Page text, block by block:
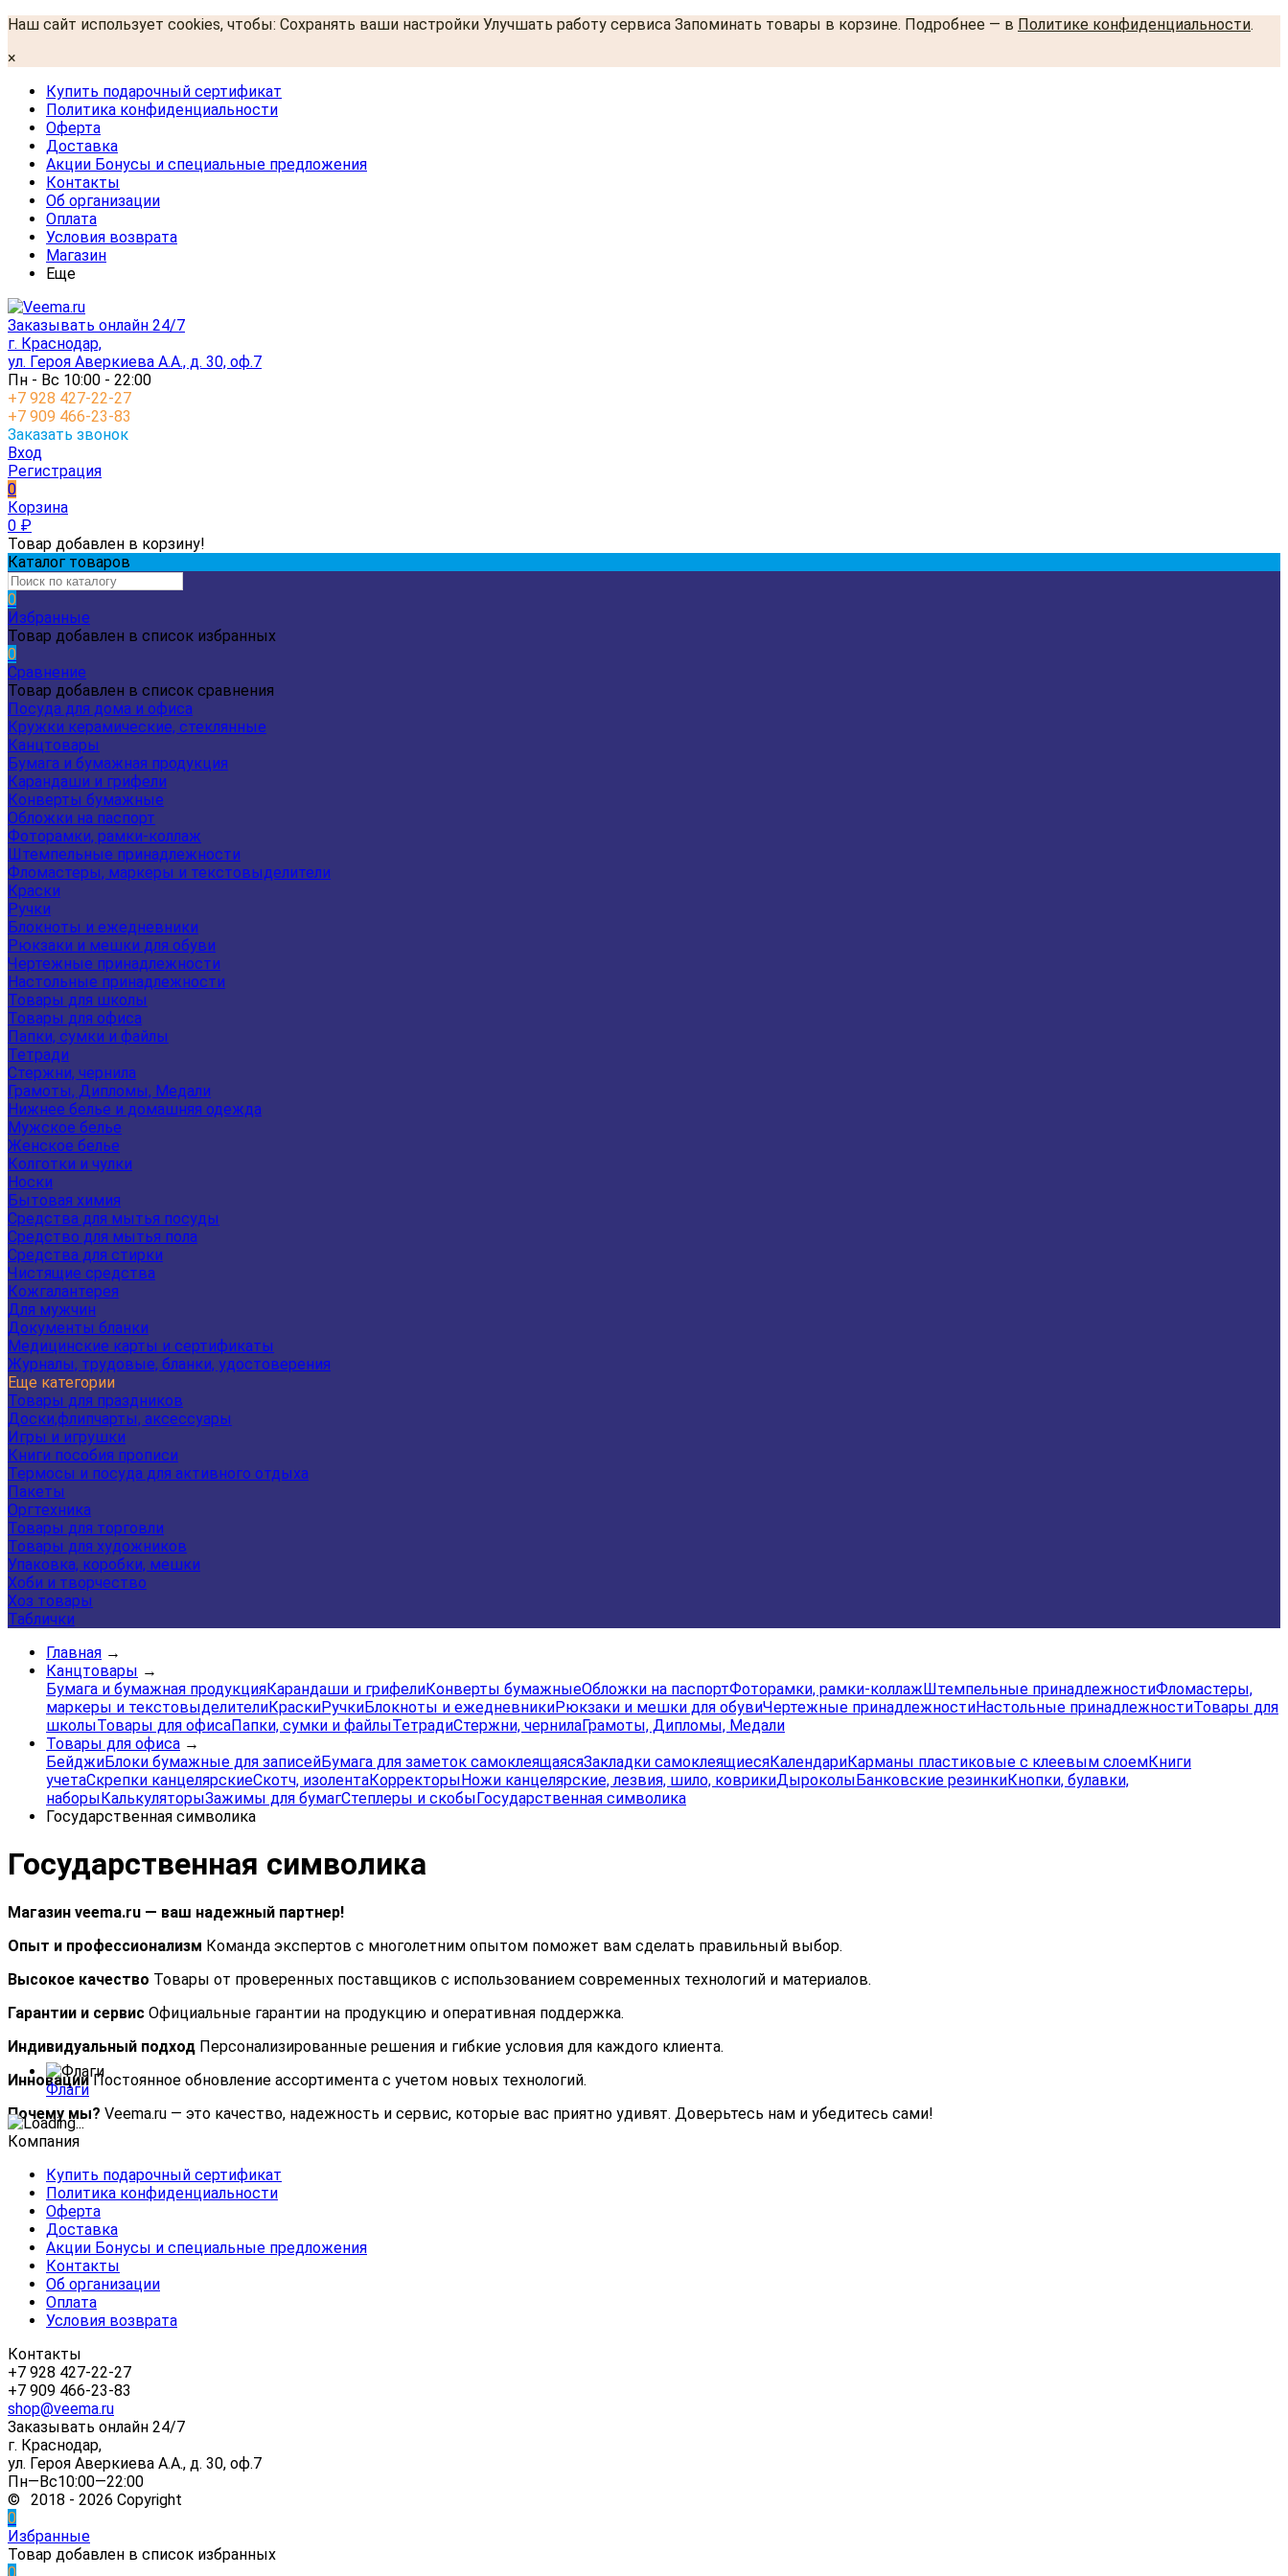
Наш сайт использует cookies, чтобы: Сохранять ваши настройки Улучшать работу сервиса Запоминать товары в корзине. Подробнее — в Политике конфиденциальности.
×
Купить подарочный сертификат
Политика конфиденциальности
Оферта
Доставка
Акции Бонусы и специальные предложения
Контакты
Об организации
Оплата
Условия возврата
Магазин
Еще
Заказывать онлайн 24/7
г. Краснодар,
ул. Героя Аверкиева А.А., д. 30, оф.7
Пн - Вс 10:00 - 22:00
+7 928 427-22-27
+7 909 466-23-83
Заказать звонок
Вход
Регистрация
0
Корзина
0 ₽
Товар добавлен в корзину!
Каталог товаров
0
Избранные
Товар добавлен в список избранных
0
Сравнение
Товар добавлен в список сравнения
Посуда для дома и офиса
Кружки керамические, стеклянные
Канцтовары
Бумага и бумажная продукция
Карандаши и грифели
Конверты бумажные
Обложки на паспорт
Фоторамки, рамки-коллаж
Штемпельные принадлежности
Фломастеры, маркеры и текстовыделители
Краски
Ручки
Блокноты и ежедневники
Рюкзаки и мешки для обуви
Чертежные принадлежности
Настольные принадлежности
Товары для школы
Товары для офиса
Папки, сумки и файлы
Тетради
Стержни, чернила
Грамоты, Дипломы, Медали
Нижнее белье и домашняя одежда
Мужское белье
Женское белье
Колготки и чулки
Носки
Бытовая химия
Средства для мытья посуды
Средство для мытья пола
Средства для стирки
Чистящие средства
Кожгалантерея
Для мужчин
Документы бланки
Медицинские карты и сертификаты
Журналы, трудовые, бланки, удостоверения
Еще категории
Товары для праздников
Доски,флипчарты, аксессуары
Игры и игрушки
Книги пособия прописи
Термосы и посуда для активного отдыха
Пакеты
Оргтехника
Товары для торговли
Товары для художников
Упаковка, коробки, мешки
Хоби и творчество
Хоз товары
Таблички
Главная →
Канцтовары →
Бумага и бумажная продукцияКарандаши и грифелиКонверты бумажныеОбложки на паспортФоторамки, рамки-коллажШтемпельные принадлежностиФломастеры,
маркеры и текстовыделителиКраскиРучкиБлокноты и ежедневникиРюкзаки и мешки для обувиЧертежные принадлежностиНастольные принадлежностиТовары для
школыТовары для офисаПапки, сумки и файлыТетрадиСтержни, чернилаГрамоты, Дипломы, Медали
Товары для офиса →
БейджиБлоки бумажные для записейБумага для заметок самоклеящаясяЗакладки самоклеящиесяКалендариКарманы пластиковые с клеевым слоемКниги
учетаСкрепки канцелярскиеСкотч, изолентаКорректорыНожи канцелярские, лезвия, шило, коврикиДыроколыБанковские резинкиКнопки, булавки,
наборыКалькуляторыЗажимы для бумагСтеплеры и скобыГосударственная символика
Государственная символика
Государственная символика
Магазин veema.ru — ваш надежный партнер!
Опыт и профессионализм Команда экспертов с многолетним опытом поможет вам сделать правильный выбор.
Высокое качество Товары от проверенных поставщиков с использованием современных технологий и материалов.
Гарантии и сервис Официальные гарантии на продукцию и оперативная поддержка.
Индивидуальный подход Персонализированные решения и гибкие условия для каждого клиента.
ИнновацииПостоянное обновление ассортимента с учетом новых технологий.
Почему мы? Veema.ru — это качество, надежность и сервис, которые вас приятно удивят. Доверьтесь нам и убедитесь сами!
Флаги
Компания
Купить подарочный сертификат
Политика конфиденциальности
Оферта
Доставка
Акции Бонусы и специальные предложения
Контакты
Об организации
Оплата
Условия возврата
Контакты
+7 928 427-22-27
+7 909 466-23-83
shop@veema.ru
Заказывать онлайн 24/7
г. Краснодар,
ул. Героя Аверкиева А.А., д. 30, оф.7
Пн—Вс10:00—22:00
© 2018 - 2026 Copyright
0
Избранные
Товар добавлен в список избранных